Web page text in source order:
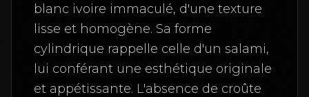
blanc ivoire immaculé, d'une texture
lisse et homogène. Sa forme
cylindrique rappelle celle d'un salami,
lui conférant une esthétique originale
et appétissante. L'absence de croûte